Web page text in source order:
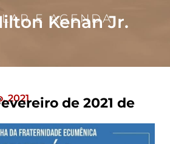
E AGENDA
Kenan Jr.
2021
de 2021 de